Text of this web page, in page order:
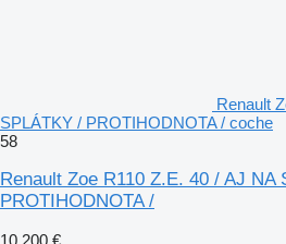
Renault
SPLÁTKY / PROTIHODNOTA / coche
58
Renault Zoe R110 Z.E. 40 / AJ NA
PROTIHODNOTA /